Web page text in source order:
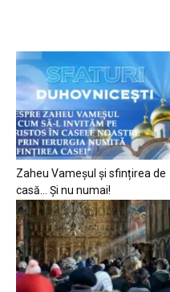
Zaheu Vameșul și sfințirea de
casă… Și nu numai!